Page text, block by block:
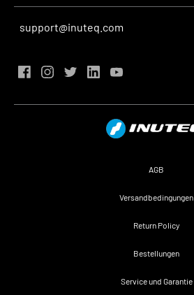
support@inuteq.com
AGB
Versandbedingungen
Return Policy
Bestellungen
Service und Garantie